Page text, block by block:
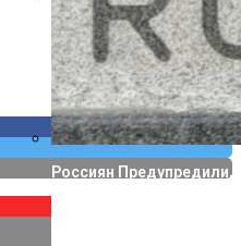
Canon Выпустила
Собственных
Россиян